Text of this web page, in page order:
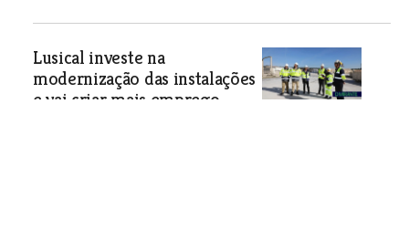
Lusical investe na
modernização das instalações
e vai criar mais emprego